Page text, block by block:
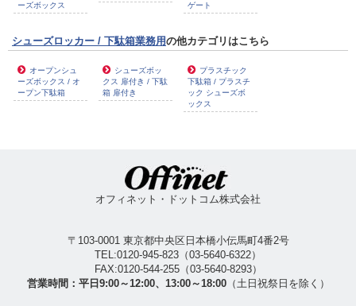
ーズボックス
ゲート
シューズロッカー / 下駄箱業務用の他カテゴリはこちら
オープンシュ
ーズボックス / オ
ープン下駄箱
シューズボッ
クス 扉付き / 下駄
箱 扉付き
プラスチック
下駄箱 / プラスチ
ック シューズボ
ックス
オフィネット・ドットコム株式会社
〒103-0001 東京都中央区日本橋小伝馬町4番2号
TEL:0120-945-823 （03-5640-6322）
FAX:0120-544-255（03-5640-8293）
営業時間：平日9:00～12:00、13:00～18:00（土日祝祭日を除く）